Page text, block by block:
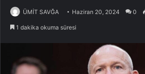
ÜMİT SAVĞA Haziran 20, 2024 0
1 dakika okuma süresi